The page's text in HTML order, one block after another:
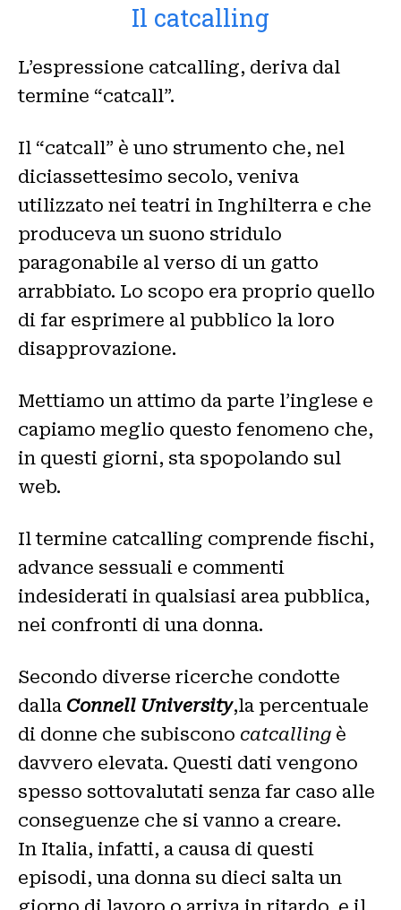
Il catcalling
L’espressione catcalling, deriva dal
termine “catcall”.
Il “catcall” è uno strumento che, nel
diciassettesimo secolo, veniva
utilizzato nei teatri in Inghilterra e che
produceva un suono stridulo
paragonabile al verso di un gatto
arrabbiato. Lo scopo era proprio quello
di far esprimere al pubblico la loro
disapprovazione.
Mettiamo un attimo da parte l’inglese e
capiamo meglio questo fenomeno che,
in questi giorni, sta spopolando sul
web.
Il termine catcalling comprende fischi,
advance sessuali e commenti
indesiderati in qualsiasi area pubblica,
nei confronti di una donna.
Secondo diverse ricerche condotte
dalla Connell University,la percentuale
di donne che subiscono catcalling è
davvero elevata. Questi dati vengono
spesso sottovalutati senza far caso alle
conseguenze che si vanno a creare.
In Italia, infatti, a causa di questi
episodi, una donna su dieci salta un